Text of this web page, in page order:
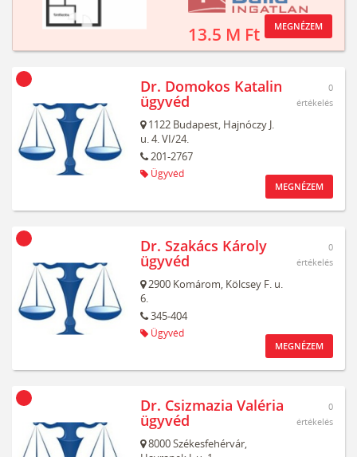
13.5 M Ft MEGNÉZEM
Dr. Domokos Katalin
ügyvéd
1122 Budapest, Hajnóczy J.
u. 4. VI/24.
201-2767
Ügyvéd
0
értékelés
MEGNÉZEM
Dr. Szakács Károly
ügyvéd
2900 Komárom, Kölcsey F. u.
6.
345-404
Ügyvéd
0
értékelés
MEGNÉZEM
Dr. Csizmazia Valéria
ügyvéd
8000Székesfehérvár,
0
értékelés